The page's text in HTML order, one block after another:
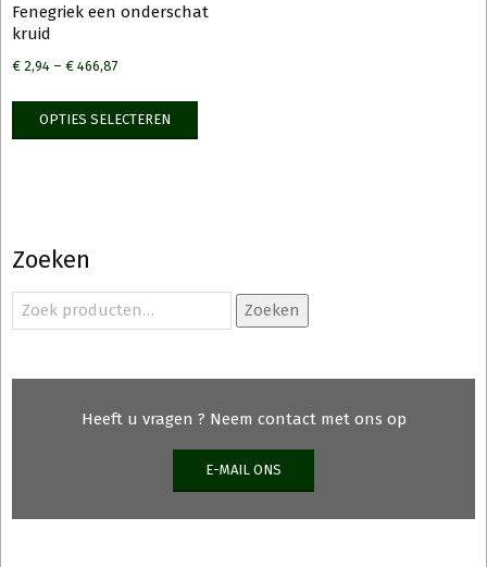
Fenegriek een onderschat
kruid
€ 2,94 – € 466,87
OPTIES SELECTEREN
Dit
kan
gekozen
productpagina
Zoeken
Zoeken
naar:
Zoeken
Heeft u vragen ? Neem contact met ons op
E-MAIL ONS